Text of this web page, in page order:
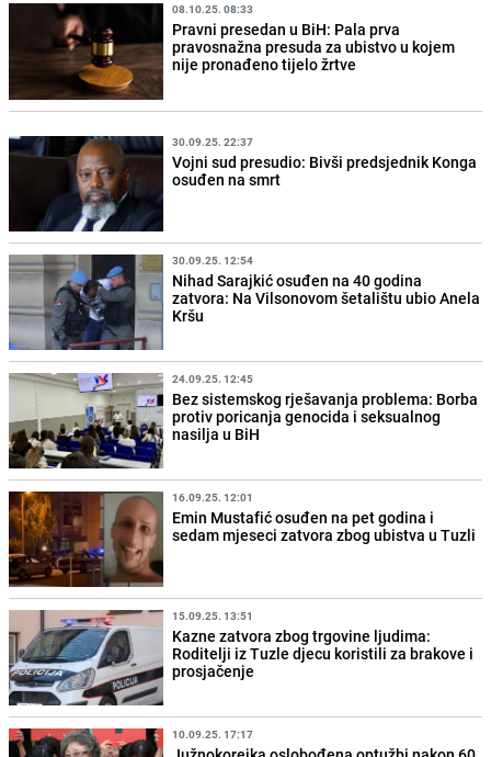
08.10.25. 08:33
Pravni presedan u BiH: Pala prva
pravosnažna presuda za ubistvo u kojem
nije pronađeno tijelo žrtve
30.09.25. 22:37
Vojni sud presudio: Bivši predsjednik Konga
osuđen na smrt
30.09.25. 12:54
Nihad Sarajkić osuđen na 40 godina
zatvora: Na Vilsonovom šetalištu ubio Anela
Kršu
24.09.25. 12:45
Bez sistemskog rješavanja problema: Borba
protiv poricanja genocida i seksualnog
nasilja u BiH
16.09.25. 12:01
Emin Mustafić osuđen na pet godina i
sedam mjeseci zatvora zbog ubistva u Tuzli
15.09.25. 13:51
Kazne zatvora zbog trgovine ljudima:
Roditelji iz Tuzle djecu koristili za brakove i
prosjačenje
10.09.25. 17:17